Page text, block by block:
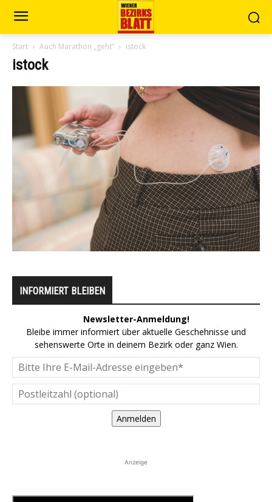
Start Auch Marathon „geht“ istock
istock
INFORMIERT BLEIBEN
Newsletter-Anmeldung!
Bleibe immer informiert über aktuelle Geschehnisse und
sehenswerte Orte in deinem Bezirk oder ganz Wien.
Anmelden
Anzeige